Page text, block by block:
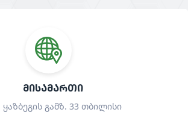
ᲛᲘᲡᲐᲛᲐᲠᲗᲘ
გამზ. 33 თბილისი